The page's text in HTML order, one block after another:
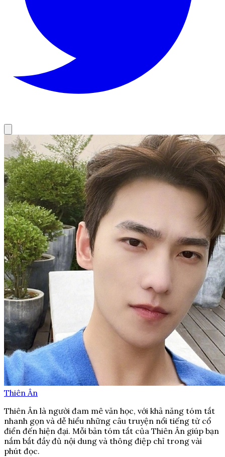
Thiên Ân
Thiên Ân là người đam mê văn học, với khả năng tóm tắt
nhanh gọn và dễ hiểu những câu truyện nổi tiếng từ cổ
điển đến hiện đại. Mỗi bản tóm tắt của Thiên Ân giúp bạn
nắm bắt đầy đủ nội dung và thông điệp chỉ trong vài
phút đọc.